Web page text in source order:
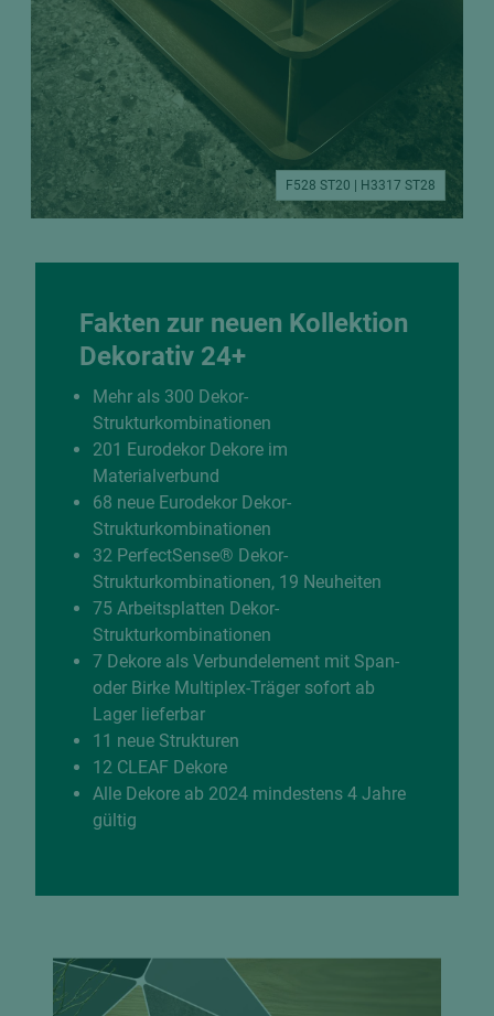
F528 ST20 | H3317 ST28
Fakten zur neuen Kollektion
Dekorativ 24+
Mehr als 300 Dekor-
Strukturkombinationen
201 Eurodekor Dekore im
Materialverbund
68 neue Eurodekor Dekor-
Strukturkombinationen
32 PerfectSense® Dekor-
Strukturkombinationen, 19 Neuheiten
75 Arbeitsplatten Dekor-
Strukturkombinationen
7 Dekore als Verbundelement mit Span-
oder Birke Multiplex-Träger sofort ab
Lager lieferbar
11 neue Strukturen
12 CLEAF Dekore
Alle Dekore ab 2024 mindestens 4 Jahre
gültig